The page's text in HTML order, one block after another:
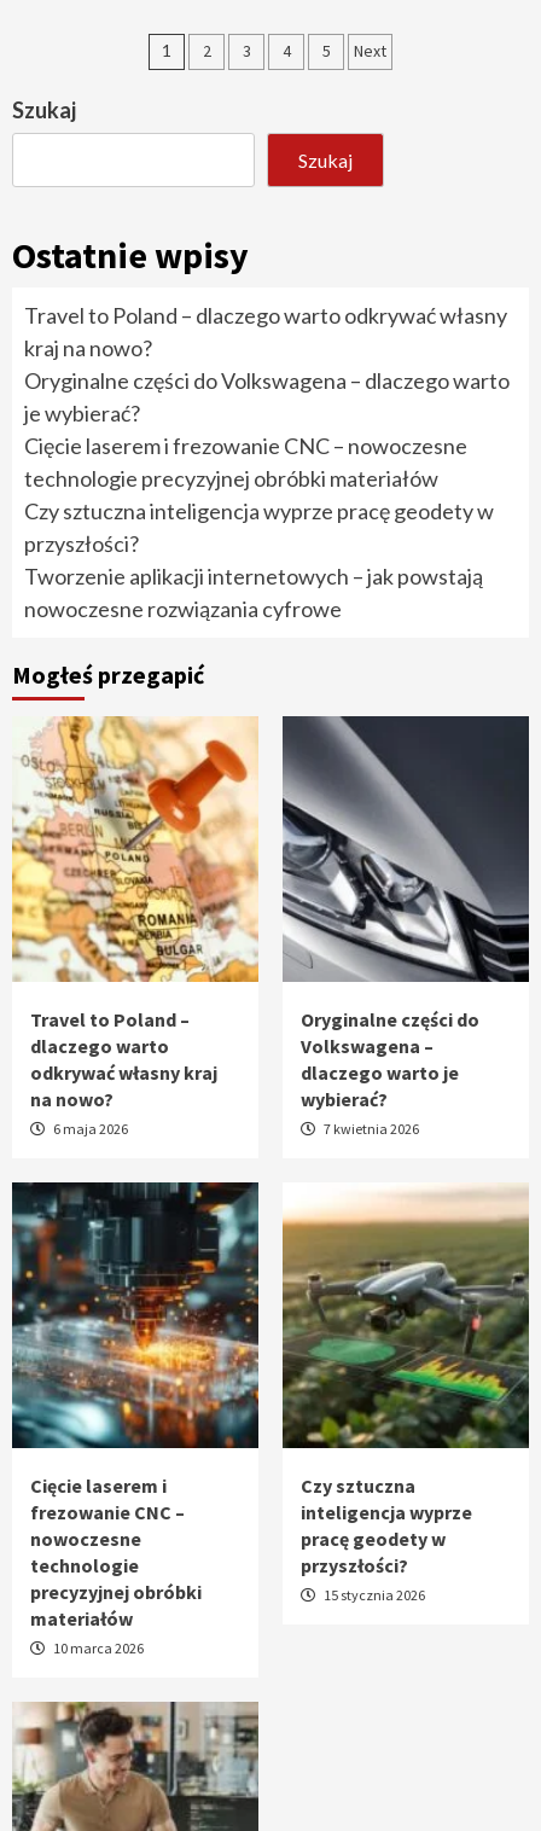
Stronicowanie
1 2 3 4 5 Next
Szukaj
Szukaj
Ostatnie wpisy
Travel to Poland – dlaczego warto odkrywać własny
kraj na nowo?
Oryginalne części do Volkswagena – dlaczego warto
je wybierać?
Cięcie laserem i frezowanie CNC – nowoczesne
technologie precyzyjnej obróbki materiałów
Czy sztuczna inteligencja wyprze pracę geodety w
przyszłości?
Tworzenie aplikacji internetowych – jak powstają
nowoczesne rozwiązania cyfrowe
Mogłeś przegapić
Travel to Poland –
dlaczego warto
odkrywać własny kraj
na nowo?
6 maja 2026
Oryginalne części do
Volkswagena –
dlaczego warto je
wybierać?
7 kwietnia 2026
Cięcie laserem i
frezowanie CNC –
nowoczesne
technologie
precyzyjnej obróbki
materiałów
10 marca 2026
Czy sztuczna
inteligencja wyprze
pracę geodety w
przyszłości?
15 stycznia 2026